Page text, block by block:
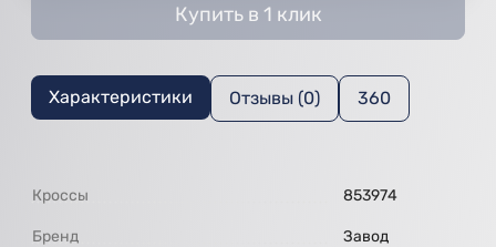
Купить в 1 клик
Характеристики Отзывы (0) 360
Кроссы 853974
Бренд Завод